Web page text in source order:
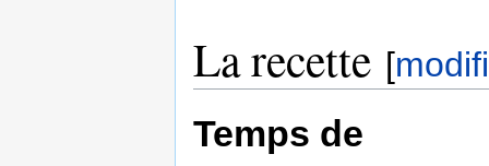
La recette [
Temps de